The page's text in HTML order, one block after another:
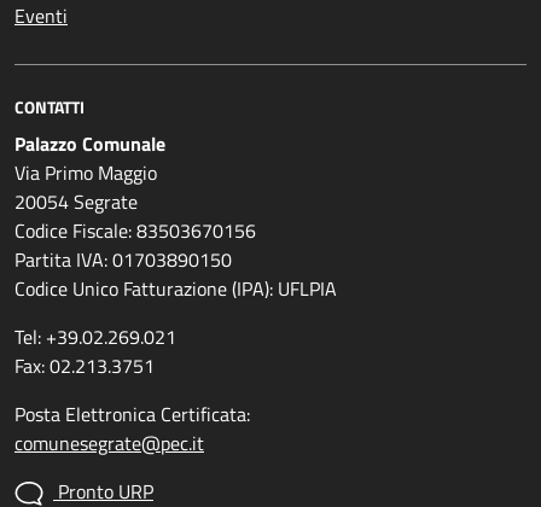
Eventi
CONTATTI
Palazzo Comunale
Via Primo Maggio
20054 Segrate
Codice Fiscale: 83503670156
Partita IVA: 01703890150
Codice Unico Fatturazione (IPA): UFLPIA
Tel: +39.02.269.021
Fax: 02.213.3751
Posta Elettronica Certificata:
comunesegrate@pec.it
Pronto URP